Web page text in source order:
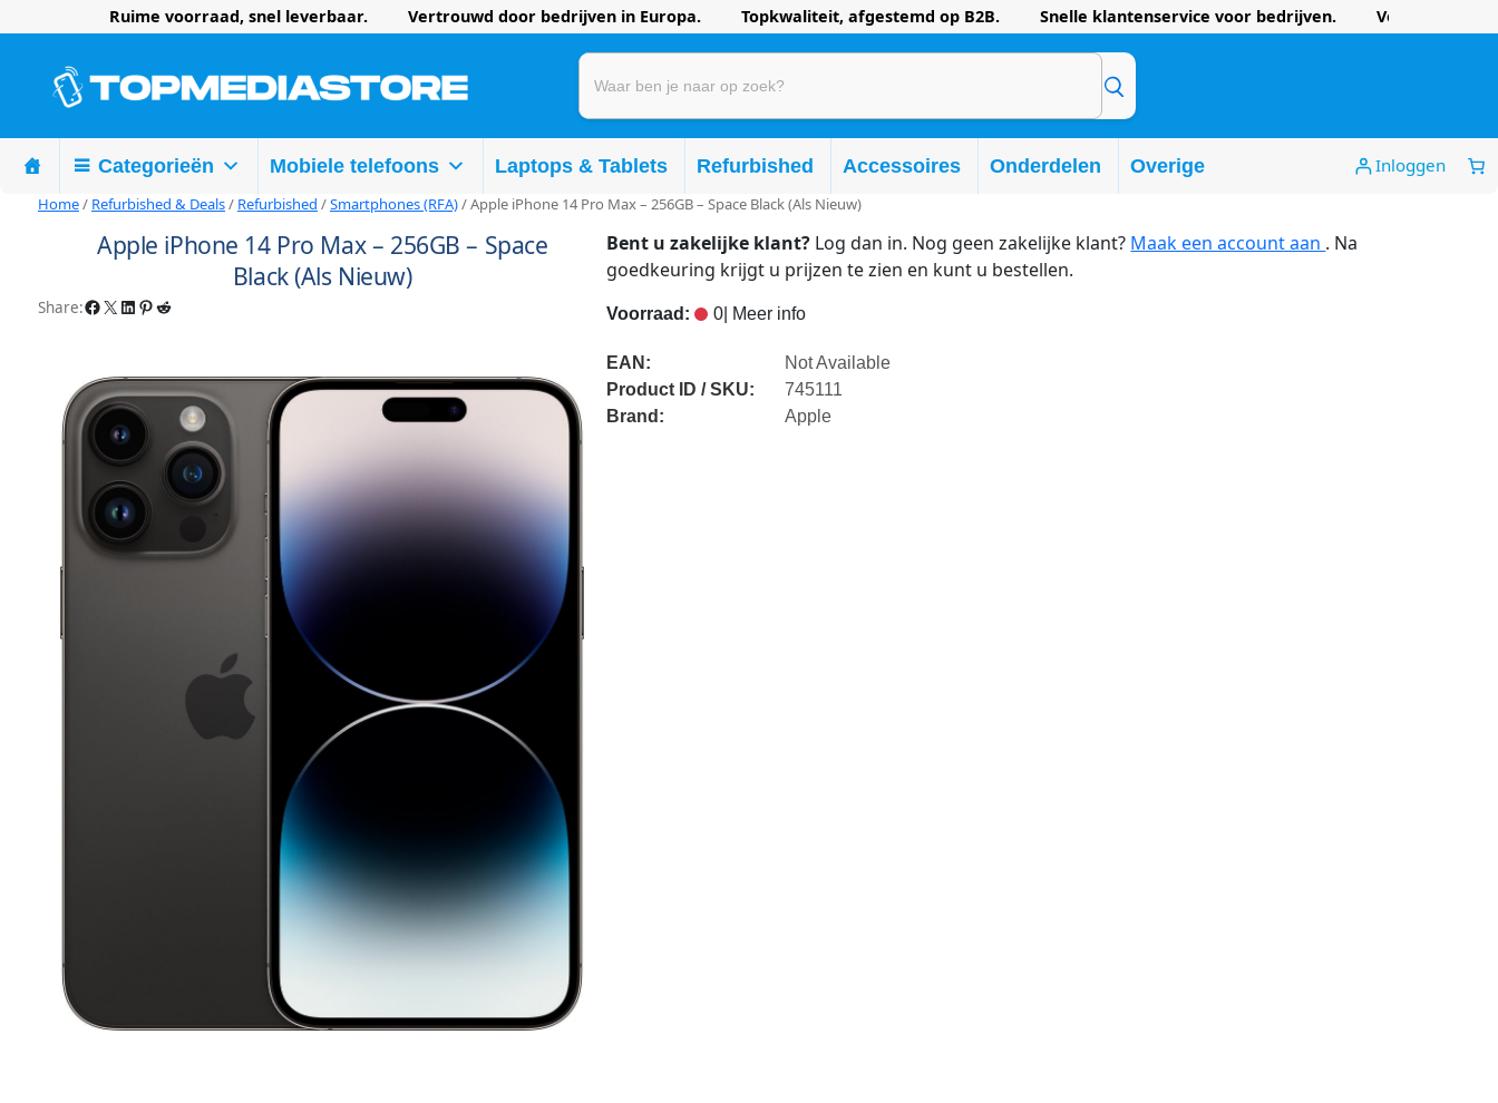
Ruime voorraad, snel leverbaar. Vertrouwd door bedrijven in Europa. Topkwaliteit, afgestemd op B2B. Snelle klantenservice voor bedrijven. Voordelige
Categorieën Mobiele telefoons Laptops & Tablets Refurbished Accessoires Onderdelen Overige Inloggen
Home/ Refurbished & Deals/ Refurbished /Smartphones (RFA)/ Apple iPhone 14 Pro Max – 256GB – Space Black (Als Nieuw)
Apple iPhone 14 Pro Max – 256GB – Space
Black (Als Nieuw)
Share:Facebook X LinkedIn Pinterest Reddit
Bent u zakelijke klant? Log dan in. Nog geen zakelijke klant? Maak een account aan . Na
goedkeuring krijgt u prijzen te zien en kunt u bestellen.
Voorraad: 0 | Meer info
EAN:
Not Available
Product ID / SKU:
745111
Brand:
Apple